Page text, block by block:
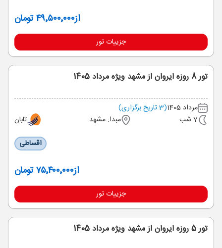
از۴۹٬۵۰۰٬۰۰۰ تومان
جزییات تور
تور 8 روزه ایروان از مشهد ویژه مرداد 1405
مرداد 1405
(3 تاریخ برگزاری)
7 شب
مبدا: مشهد
تابان
اقساطی
از۷۵٬۴۰۰٬۰۰۰ تومان
جزییات تور
تور 5 روزه ایروان از مشهد ویژه مرداد 1405